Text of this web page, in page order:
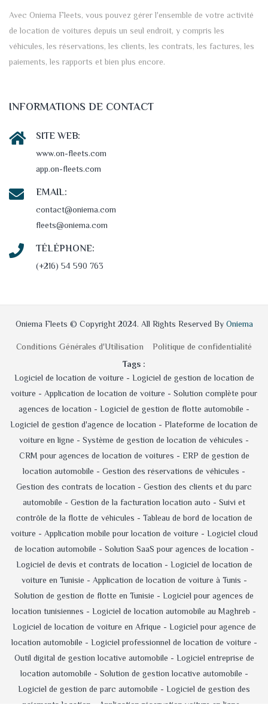
Avec Oniema Fleets, vous pouvez gérer l'ensemble de votre activité
de location de voitures depuis un seul endroit, y compris les
véhicules, les réservations, les clients, les contrats, les factures, les
paiements, les rapports et bien plus encore.
INFORMATIONS DE CONTACT
SITE WEB:
www.on-fleets.com
app.on-fleets.com
EMAIL:
contact@oniema.com
fleets@oniema.com
TÉLÉPHONE:
(+216) 54 590 763
Oniema Fleets © Copyright 2024. All Rights Reserved ByOniema
Conditions Générales d'Utilisation
Politique de confidentialité
Tags :
Logiciel de location de voiture - Logiciel de gestion de location de
voiture - Application de location de voiture - Solution complète pour
agences de location - Logiciel de gestion de flotte automobile -
Logiciel de gestion d'agence de location - Plateforme de location de
voiture en ligne - Système de gestion de location de véhicules -
CRM pour agences de location de voitures - ERP de gestion de
location automobile - Gestion des réservations de véhicules -
Gestion des contrats de location - Gestion des clients et du parc
automobile - Gestion de la facturation location auto - Suivi et
contrôle de la flotte de véhicules - Tableau de bord de location de
voiture - Application mobile pour location de voiture - Logiciel cloud
de location automobile - Solution SaaS pour agences de location -
Logiciel de devis et contrats de location - Logiciel de location de
voiture en Tunisie - Application de location de voiture à Tunis -
Solution de gestion de flotte en Tunisie - Logiciel pour agences de
location tunisiennes - Logiciel de location automobile au Maghreb -
Logiciel de location de voiture en Afrique - Logiciel pour agence de
location automobile - Logiciel professionnel de location de voiture -
Outil digital de gestion locative automobile - Logiciel entreprise de
location automobile - Solution de gestion locative automobile -
Logiciel de gestion de parc automobile - Logiciel de gestion des
paiements location -
Application réservation voiture en ligne -